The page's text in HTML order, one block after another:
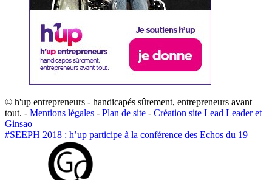
© h'up entrepreneurs - handicapés sûrement, entrepreneurs avant
tout. - Mentions légales - Plan de site - ​Création site ​​Lead Leader​ et ​
G​insao
#SEEPH 2018 : h’up participe à la conférence des Echos du 19